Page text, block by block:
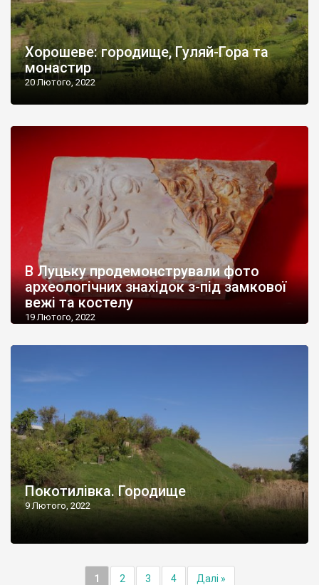
Хорошеве: городище, Гуляй-Гора та
монастир
20 Лютого, 2022
В Луцьку продемонстрували фото
археологічних знахідок з-під замкової
вежі та костелу
19 Лютого, 2022
Покотилівка. Городище
9 Лютого, 2022
1 2 3 4 Далі »